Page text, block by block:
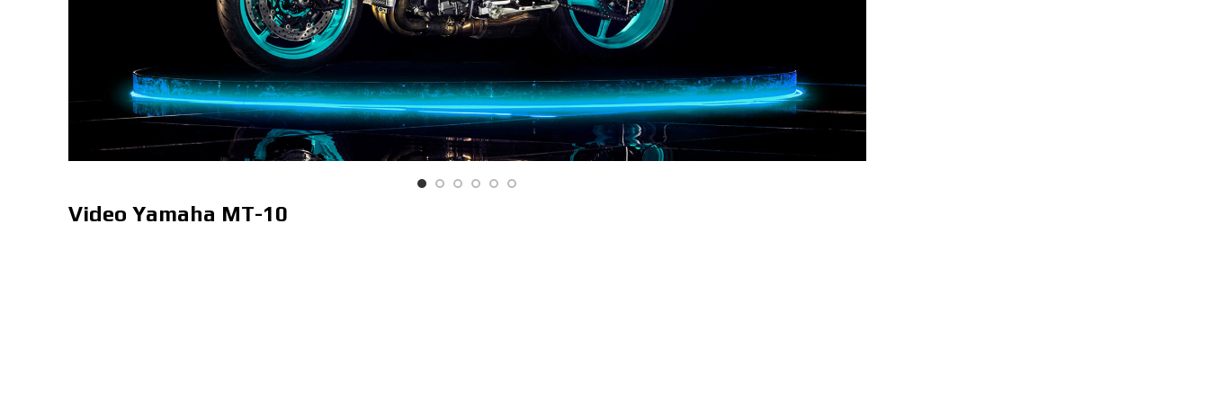
Video Yamaha MT-10